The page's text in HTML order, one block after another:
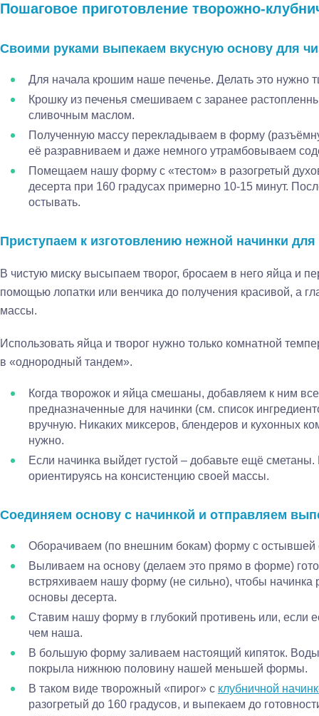
Пошаговое приготовление творожно-
Своими руками выпекаем вкусную основу для
Для начала крошим наше печенье. Делать это нужно
Крошку из печенья смешиваем с заранее
сливочным маслом.
Полученную массу перекладываем в форму
её разравниваем и даже немного утрамбовываем
Помещаем нашу форму с «тестом» в разогретый
десерта при 160 градусах примерно 10-15 минут.
остывать.
Приступаем к изготовлению нежной начинки для
В чистую миску высыпаем творог, бросаем в него яйца и
помощью лопатки или венчика до получения красивой, а
массы.
Использовать яйца и творог нужно только комнатной
в «однородный тандем».
Когда творожок и яйца смешаны, добавляем к ним
предназначенные для начинки (см. список
вручную. Никаких миксеров, блендеров и кухонных
нужно.
Если начинка выйдет густой – добавьте ещё
ориентируясь на консистенцию своей массы.
Соединяем основу с начинкой и отправляем
Оборачиваем (по внешним бокам) форму с остывшей
Выливаем на основу (делаем это прямо в форме)
встряхиваем нашу форму (не сильно), чтобы начинка
основы десерта.
Ставим нашу форму в глубокий противень или, если
чем наша.
В большую форму заливаем настоящий кипяток.
покрыла нижнюю половину нашей меньшей формы.
В таком виде творожный «пирог» с клубничной
разогретый до 160 градусов, и выпекаем до